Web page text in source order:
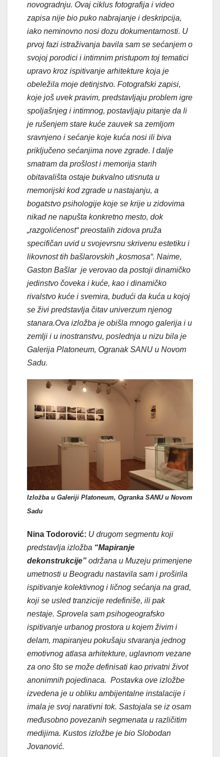
novogradnju. Ovaj ciklus fotografija i video
zapisa nije bio puko nabrajanje i deskripcija,
iako neminovno nosi dozu dokumentarnosti. U
prvoj fazi istraživanja bavila sam se sećanjem o
svojoj porodici i intimnim pristupom toj tematici
upravo kroz ispitivanje arhitekture koja je
obeležila moje detinjstvo. Fotografski zapisi,
koje još uvek pravim, predstavljaju problem igre
spoljašnjeg i intimnog, postavljaju pitanje da li
je rušenjem stare kuće zauvek sa zemljom
sravnjeno i sećanje koje kuća nosi ili biva
priključeno sećanjima nove zgrade. I dalje
smatram da prošlost i memorija starih
obitavališta ostaje bukvalno utisnuta u
memorijski kod zgrade u nastajanju, a
bogatstvo psihologije koje se krije u zidovima
nikad ne napušta konkretno mesto, dok
„razgolićenost“ preostalih zidova pruža
specifičan uvid u svojevrsnu skrivenu estetiku i
likovnost tih bašlarovskih „kosmosa“. Naime,
Gaston Bašlar je verovao da postoji dinamičko
jedinstvo čoveka i kuće, kao i dinamičko
rivalstvo kuće i svemira, budući da kuća u kojoj
se živi predstavlja čitav univerzum njenog
stanara.Ova izložba je obišla mnogo galerija i u
zemlji i u inostranstvu, poslednja u nizu bila je
Galerija Platoneum, Ogranak SANU u Novom
Sadu.
Izložba u Galeriji Platoneum, Ogranka SANU u Novom
Sadu
Nina Todorović: U drugom segmentu koji
predstavlja izložba “Mapiranje
dekonstrukcije” održana u Muzeju primenjene
umetnosti u Beogradu nastavila sam i proširila
ispitivanje kolektivnog i ličnog sećanja na grad,
koji se usled tranzicije redefiniše, ili pak
nestaje. Sprovela sam psihogeografsko
ispitivanje urbanog prostora u kojem živim i
delam, mapiranjeu pokušaju stvaranja jednog
emotivnog atlasa arhitekture, uglavnom vezane
za ono što se može definisati kao privatni život
anonimnih pojedinaca. Postavka ove izložbe
izvedena je u obliku ambijentalne instalacije i
imala je svoj narativni tok. Sastojala se iz osam
međusobno povezanih segmenata u različitim
medijima. Kustos izložbe je bio Slobodan
Jovanović.